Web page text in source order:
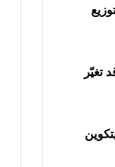
تغيّر